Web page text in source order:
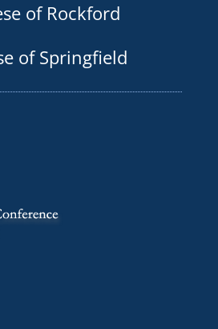
of Rockford
of Springfield